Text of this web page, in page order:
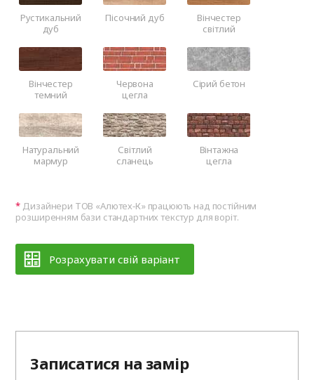
Рустикальний
дуб
Пісочний дуб
Вінчестер
світлий
Вінчестер
темний
Червона
цегла
Сірий бетон
Натуральний
мармур
Світлий
сланець
Вінтажна
цегла
Дизайнери ТОВ «Алютех‑К» працюють над постійним
розширенням бази стандартних текстур для воріт.
Розрахувати свій варіант
Записатися на замір